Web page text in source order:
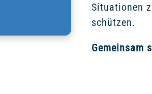
Situationen
schützen.
Gemeinsam